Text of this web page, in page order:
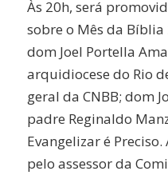
Às 20h, será
sobre o Mês da Bíblia
dom Joel Portella
arquidiocese do Rio
geral da CNBB; dom
padre Reginaldo
Evangelizar é
pelo assessor da